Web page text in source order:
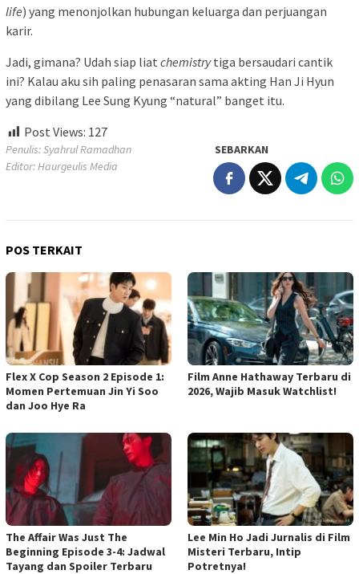
life) yang menonjolkan hubungan keluarga dan perjuangan
karir.
Jadi, gimana? Udah siap liat chemistrytiga bersaudari cantik
ini? Kalau aku sih paling penasaran sama akting Han Ji Hyun
yang dibilang Lee Sung Kyung “natural” banget itu.
Post Views: 127
Penulis: Syahrul Ramadhan
Editor: Haurgeulis Media
SEBARKAN
POS TERKAIT
Flex X Cop Season 2 Episode 1:
Momen Pertemuan Jin Yi Soo
dan Joo Hye Ra
Film Anne Hathaway Terbaru di
2026, Wajib Masuk Watchlist!
The Affair Was Just The
Beginning Episode 3-4: Jadwal
Tayang dan Spoiler Terbaru
Lee Min Ho Jadi Jurnalis di Film
Misteri Terbaru, Intip
Potretnya!